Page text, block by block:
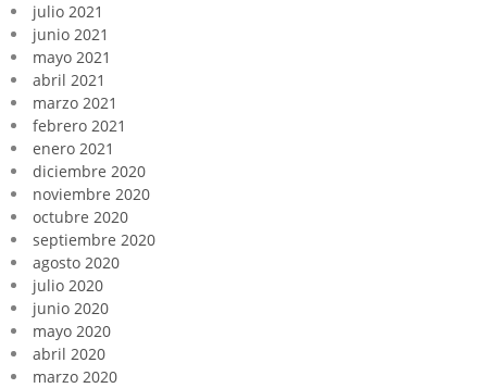
julio 2021
junio 2021
mayo 2021
abril 2021
marzo 2021
febrero 2021
enero 2021
diciembre 2020
noviembre 2020
octubre 2020
septiembre 2020
agosto 2020
julio 2020
junio 2020
mayo 2020
abril 2020
marzo 2020